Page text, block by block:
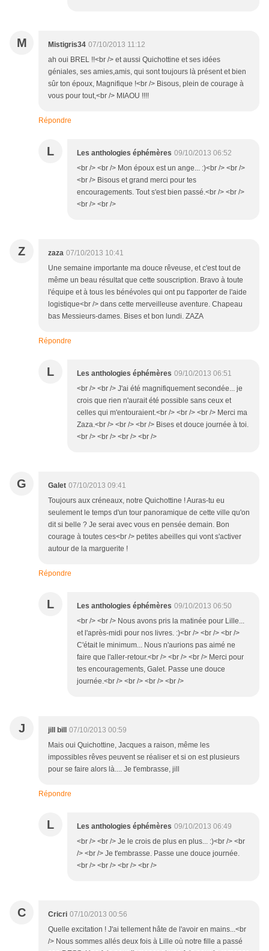
M Mistigris34 07/10/2013 11:12
ah oui BREL !!<br /> et aussi Quichottine et ses idées
géniales, ses amies,amis, qui sont toujours là présent et bien
sûr ton époux, Magnifique !<br /> Bisous, plein de courage à
vous pour tout,<br /> MIAOU !!!!
Répondre
L Les anthologies éphémères 09/10/2013 06:52
<br /> <br /> Mon époux est un ange... :)<br /> <br />
<br /> Bisous et grand merci pour tes
encouragements. Tout s'est bien passé.<br /> <br />
<br /> <br />
Z zaza 07/10/2013 10:41
Une semaine importante ma douce rêveuse, et c'est tout de
même un beau résultat que cette souscription. Bravo à toute
l'équipe et à tous les bénévoles qui ont pu t'apporter de l'aide
logistique<br /> dans cette merveilleuse aventure. Chapeau
bas Messieurs-dames. Bises et bon lundi. ZAZA
Répondre
L Les anthologies éphémères 09/10/2013 06:51
<br /> <br /> J'ai été magnifiquement secondée... je
crois que rien n'aurait été possible sans ceux et
celles qui m'entouraient.<br /> <br /> <br /> Merci ma
Zaza.<br /> <br /> <br /> Bises et douce journée à toi.
<br /> <br /> <br /> <br />
G Galet 07/10/2013 09:41
Toujours aux créneaux, notre Quichottine ! Auras-tu eu
seulement le temps d'un tour panoramique de cette ville qu'on
dit si belle ? Je serai avec vous en pensée demain. Bon
courage à toutes ces<br /> petites abeilles qui vont s'activer
autour de la marguerite !
Répondre
L Les anthologies éphémères 09/10/2013 06:50
<br /> <br /> Nous avons pris la matinée pour Lille...
et l'après-midi pour nos livres. :)<br /> <br /> <br />
C'était le minimum... Nous n'aurions pas aimé ne
faire que l'aller-retour.<br /> <br /> <br /> Merci pour
tes encouragements, Galet. Passe une douce
journée.<br /> <br /> <br /> <br />
J jill bill
07/10/2013 00:59
Mais oui Quichottine, Jacques a raison, même les
impossibles rêves peuvent se réaliser et si on est plusieurs
pour se faire alors là.... Je t'embrasse, jill
Répondre
L Les anthologies éphémères 09/10/2013 06:49
<br /> <br /> Je le crois de plus en plus... :)<br /> <br
/> <br /> Je t'embrasse. Passe une douce journée.
<br /> <br /> <br /> <br />
C Cricri 07/10/2013 00:56
Quelle excitation ! J'ai tellement hâte de l'avoir en mains...<br
/> Nous sommes allés deux fois à Lille où notre fille a passé